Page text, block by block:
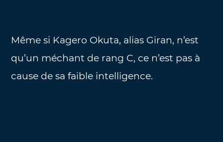
Même si Kagero Okuta, alias Giran, n’est
qu’un méchant de rang C, ce n’est pas à
cause de sa faible intelligence.